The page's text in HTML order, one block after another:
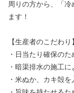
周りの方から、「
ます！
【生産者のこだわり
・日当たり確保の
・暗渠排水の施工
・米ぬか、カキ殻